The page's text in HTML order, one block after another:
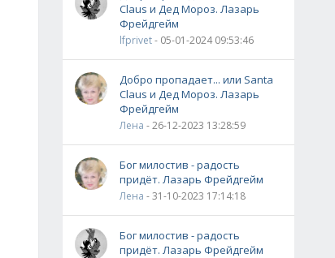
Claus и Дед Мороз. Лазарь
Фрейдгейм
lfprivet- 05-01-2024 09:53:46
Добро пропадает... или Santa
Claus и Дед Мороз. Лазарь
Фрейдгейм
Лена - 26-12-2023 13:28:59
Бог милостив - радость
придёт. Лазарь Фрейдгейм
Лена - 31-10-2023 17:14:18
Бог милостив - радость
придёт. Лазарь Фрейдгейм